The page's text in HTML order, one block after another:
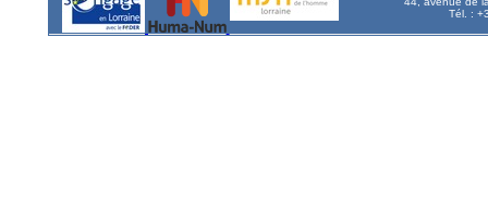
Tél. :